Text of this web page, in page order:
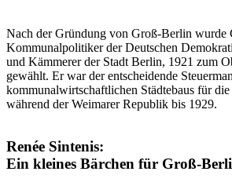
Nach der Gründung von Groß-Berlin wurde
Kommunalpolitiker der Deutschen
und Kämmerer der Stadt Berlin, 1921 zum
gewählt. Er war der entscheidende
kommunalwirtschaftlichen Städtebaus für
während der Weimarer Republik bis 1929.
Renée Sintenis:
Ein kleines Bärchen für Groß-